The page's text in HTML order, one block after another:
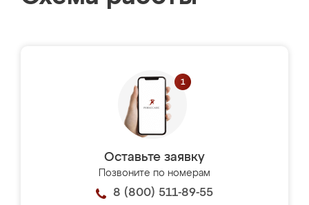
Оставьте заявку
Позвоните по номерам
8 (800) 511-89-55